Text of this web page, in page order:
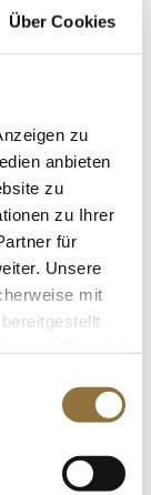
Über Cookies
zu
anbieten
zu
zu Ihrer
für
Unsere
mit
50 g